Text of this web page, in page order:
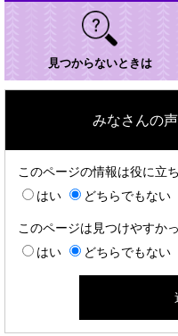
見つからないときは
みなさんの
このページの情報は役に立
はい
どちらでもない
このページは見つけやすか
はい
どちらでもない